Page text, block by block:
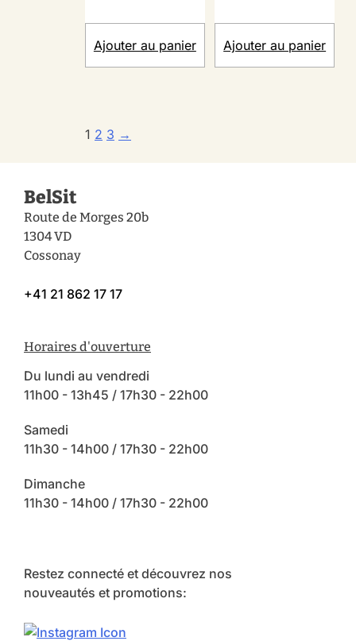
Ajouter au panier Ajouter au panier
1 2 3 →
BelSit
Route de Morges 20b
1304 VD
Cossonay
+41 21 862 17 17
Horaires d'ouverture
Du lundi au vendredi
11h00 - 13h45 / 17h30 - 22h00
Samedi
11h30 - 14h00 / 17h30 - 22h00
Dimanche
11h30 - 14h00 / 17h30 - 22h00
Restez connecté et découvrez nos
nouveautés et promotions: